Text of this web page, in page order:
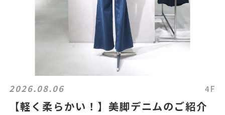
2026.08.06 4F
【軽く柔らかい！】美脚デニムのご紹介